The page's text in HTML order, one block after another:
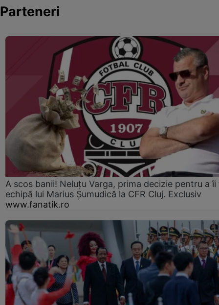
Parteneri
A scos banii! Neluțu Varga, prima decizie pentru a îi
echipă lui Marius Șumudică la CFR Cluj. Exclusiv
www.fanatik.ro